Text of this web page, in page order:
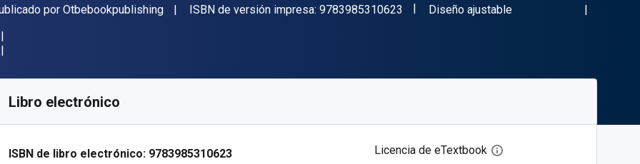
por Otbebookpublishing ISBN de versión impresa: 9783985310623 "ISBN-13 9783985310623"
Formato
Diseño ajustable
de referencia:
Libro electrónico
ISBN de libro electrónico: 9783985310623 Licencia de eTextbook Abre el cuadro de diálogo